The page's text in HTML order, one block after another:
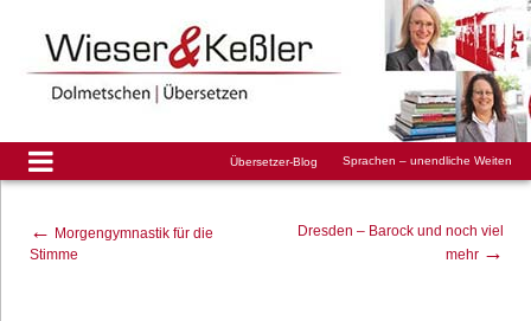
Übersetzer-Blog Sprachen – unendliche Weiten
← Morgengymnastik für die
Stimme
Dresden – Barock und noch viel
mehr →